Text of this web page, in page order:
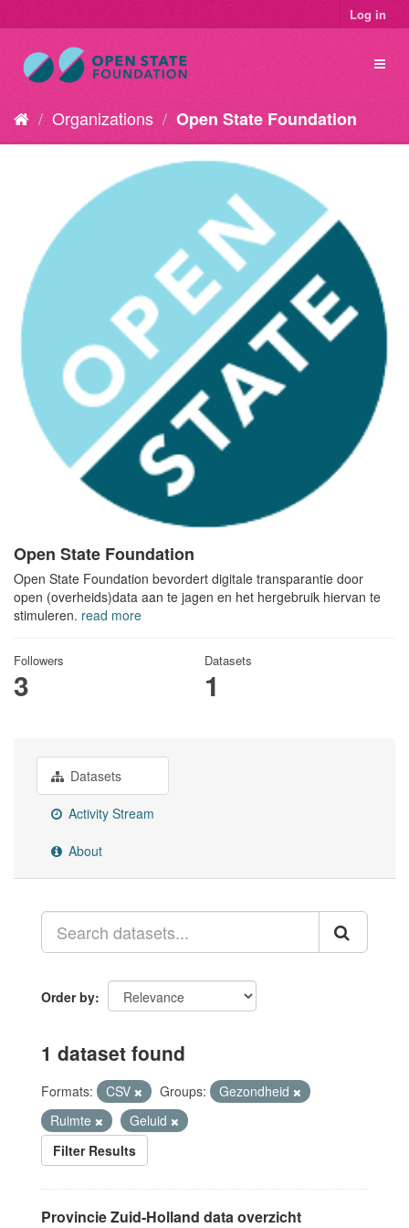
Log in
Organizations Open State Foundation
Open State Foundation
Open State Foundation bevordert digitale transparantie door
open (overheids)data aan te jagen en het hergebruik hiervan te
stimuleren. read more
Followers
3
Datasets
1
Datasets
Activity Stream
About
Order by
1 dataset found
Formats: CSV Groups:
Gezondheid
Ruimte
Geluid
Filter Results
Provincie Zuid-Holland data overzicht